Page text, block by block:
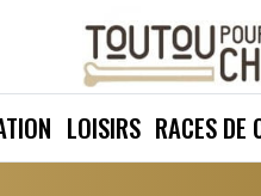
LOISIRS RACES DE